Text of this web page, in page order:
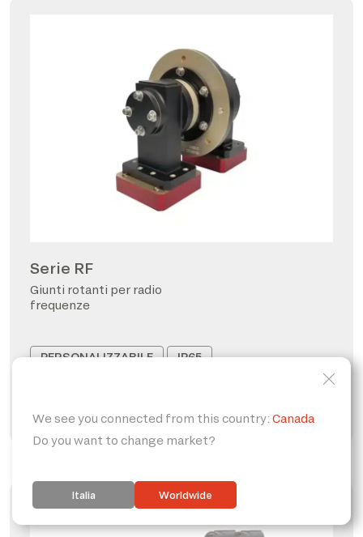
Serie RF
Giunti rotanti per radio
frequenze
PERSONALIZZABILE
IP65